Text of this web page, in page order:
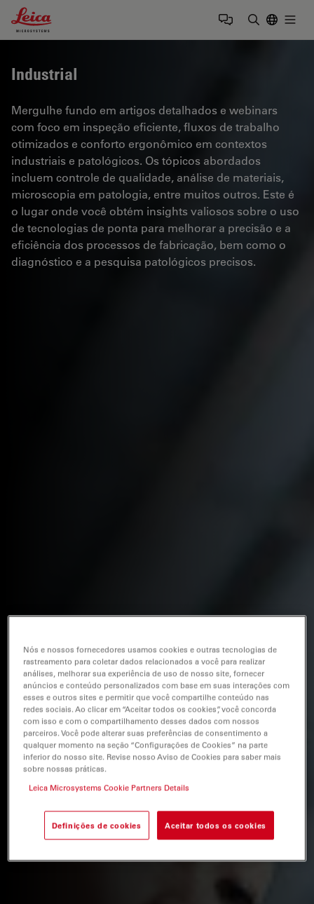
Leica Microsystems Logo
Industrial
Mergulhe fundo em artigos detalhados e webinars
com foco em inspeção eficiente, fluxos de trabalho
otimizados e conforto ergonômico em contextos
industriais e patológicos. Os tópicos abordados
incluem controle de qualidade, análise de materiais,
microscopia em patologia, entre muitos outros. Este é
o lugar onde você obtém insights valiosos sobre o uso
de tecnologias de ponta para melhorar a precisão e a
eficiência dos processos de fabricação, bem como o
diagnóstico e a pesquisa patológicos precisos.
Nós e nossos fornecedores usamos cookies e outras tecnologias de
rastreamento para coletar dados relacionados a você para realizar
análises, melhorar sua experiência de uso de nosso site, fornecer
anúncios e conteúdo personalizados com base em suas interações com
esses e outros sites e permitir que você compartilhe conteúdo nas
redes sociais. Ao clicar em “Aceitar todos os cookies”, você concorda
com isso e com o compartilhamento desses dados com nossos
parceiros. Você pode alterar suas preferências de consentimento a
qualquer momento na seção “Configurações de Cookies” na parte
inferior do nosso site. Revise nosso Aviso de Cookies para saber mais
sobre nossas práticas.
Leica Microsystems Cookie Partners Details
Definições de cookies Aceitar todos os cookies